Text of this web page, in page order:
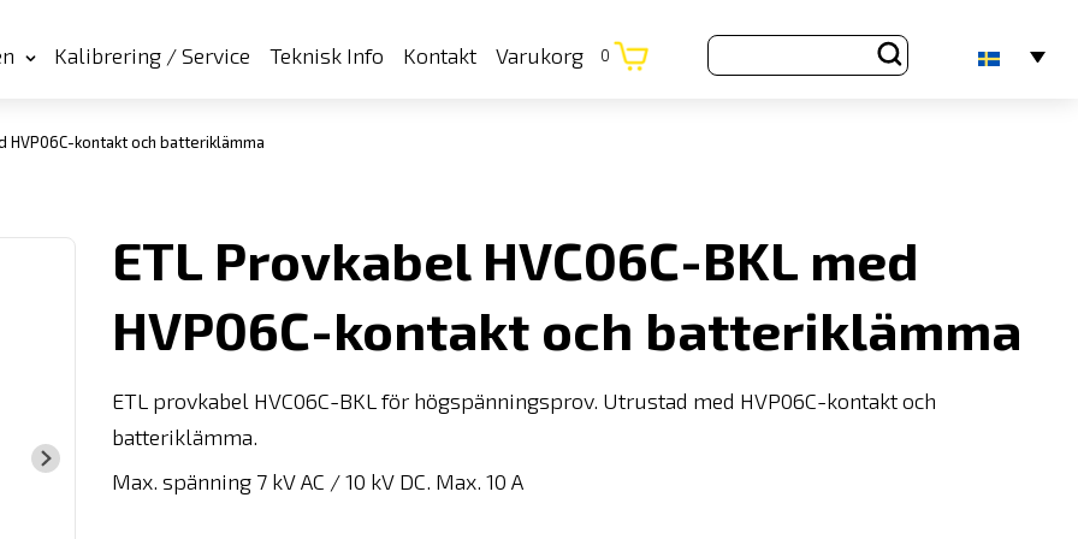
Kalibrering / Service Teknisk Info Kontakt Varukorg 0
HVP06C-kontakt och batteriklämma
ETL Provkabel HVC06C-BKL med
HVP06C-kontakt och batteriklämma
ETL provkabel HVC06C-BKL för högspänningsprov. Utrustad med HVP06C-kontakt och
batteriklämma.
Max. spänning 7 kV AC / 10 kV DC. Max. 10 A